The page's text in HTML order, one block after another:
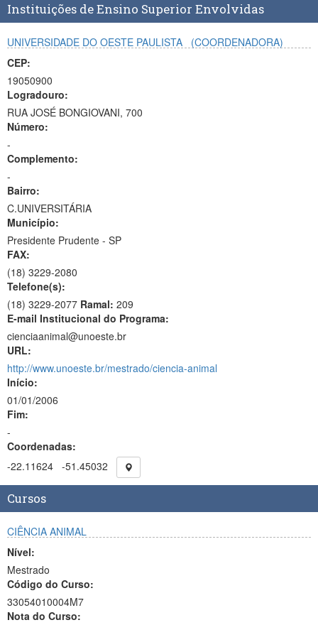
Instituições de Ensino Superior Envolvidas
UNIVERSIDADE DO OESTE PAULISTA
(COORDENADORA)
CEP:
19050900
Logradouro:
RUA JOSÉ BONGIOVANI, 700
Número:
-
Complemento:
-
Bairro:
C.UNIVERSITÁRIA
Município:
Presidente Prudente - SP
FAX:
(18) 3229-2080
Telefone(s):
(18) 3229-2077 Ramal: 209
E-mail Institucional do Programa:
cienciaanimal@unoeste.br
URL:
http://www.unoeste.br/mestrado/ciencia-animal
Início:
01/01/2006
Fim:
-
Coordenadas:
-22.11624 -51.45032
Cursos
CIÊNCIA ANIMAL
Nível:
Mestrado
Código do Curso:
33054010004M7
Nota do Curso: